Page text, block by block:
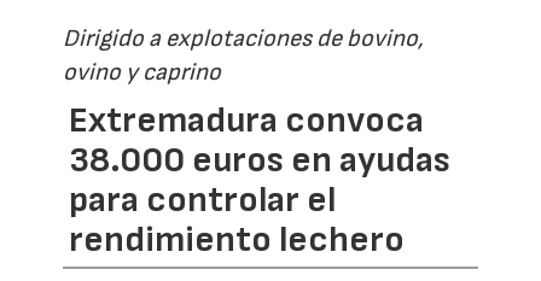
Dirigido a explotaciones de bovino,
ovino y caprino
Extremadura convoca
38.000 euros en ayudas
para controlar el
rendimiento lechero